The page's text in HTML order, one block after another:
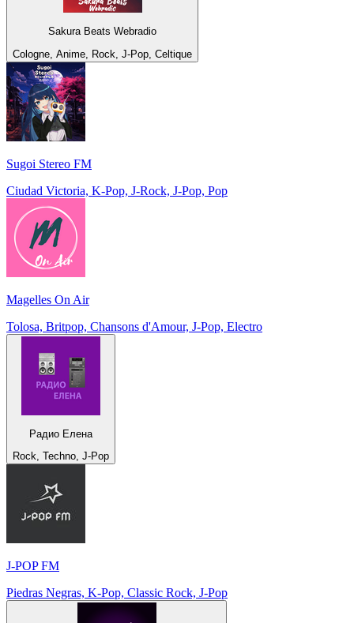
Sakura Beats Webradio
Cologne, Anime, Rock, J-Pop, Celtique
Sugoi Stereo FM
Ciudad Victoria, K-Pop, J-Rock, J-Pop, Pop
Magelles On Air
Tolosa, Britpop, Chansons d'Amour, J-Pop, Electro
Радио Елена
Rock, Techno, J-Pop
J-POP FM
Piedras Negras, K-Pop, Classic Rock, J-Pop